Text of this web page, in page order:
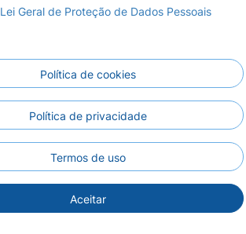
Lei Geral de Proteção de Dados Pessoais
Política de cookies
Política de privacidade
Termos de uso
Aceitar